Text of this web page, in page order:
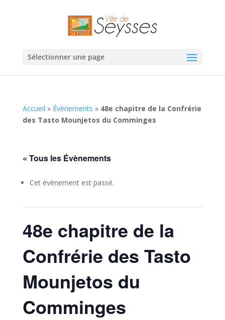
Sélectionner une page
Accueil » Évènements » 48e chapitre de la Confrérie
des Tasto Mounjetos du Comminges
« Tous les Évènements
Cet évènement est passé.
48e chapitre de la
Confrérie des Tasto
Mounjetos du
Comminges